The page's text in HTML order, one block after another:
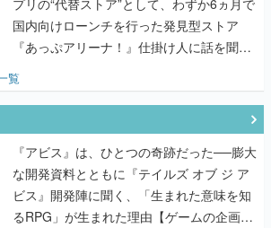
プリの“代替ストア”として、わずか6ヵ月で
国内向けローンチを行った発見型ストア
『あっぷアリーナ！』仕掛け人に話を聞い
てみた
覧
『アビス』は、ひとつの奇跡だった──膨大
な開発資料とともに『テイルズ オブ ジ ア
ビス』開発陣に聞く、「生まれた意味を知
るRPG」が生まれた理由【ゲームの企画